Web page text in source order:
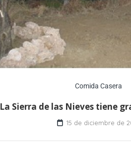
Comida Casera
La Sierra de las Nieves tiene
15 de diciembre de